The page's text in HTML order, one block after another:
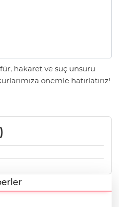
hakaret ve suç unsuru
önemle hatırlatırız!
)